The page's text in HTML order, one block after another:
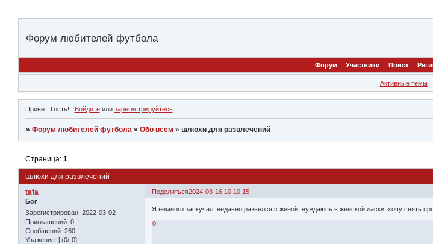
Форум любителей футбола
Форум Участники Поиск
Активные темы
Привет, Гость! Войдитеили зарегистрируйтесь.
»Форум любителей футбола »Обо всём »шлюxи для развлечений
шлюxи для развлечений
Страница:1
Поделиться2024-03-16 10:10:15
tafa
Бог
Зарегистрирован: 2022-03-02
Приглашений: 0
Сообщений: 260
Уважение: [+0/-0]
Я немного заскучал, недавно развёлся с женой, нуждаюсь в женской ласки, хочу снять
0